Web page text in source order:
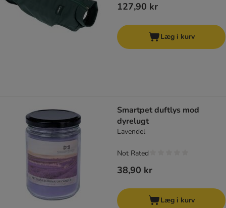
127,90 kr
Læg i kurv
Smartpet duftlys mod
dyrelugt
Lavendel
38,90 kr
Not Rated
Læg i kurv